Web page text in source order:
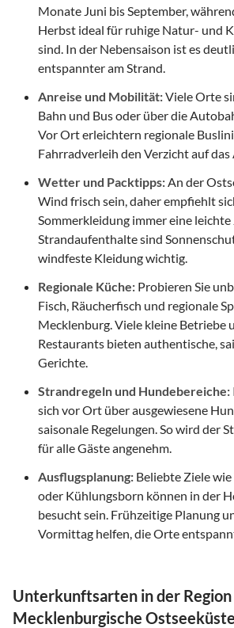
Monate Juni bis September,
Herbst ideal für ruhige Natur- und
sind. In der Nebensaison ist es
entspannter am Strand.
Anreise und Mobilität:Viele Orte
Bahn und Bus oder über die
Vor Ort erleichtern regionale
Fahrradverleih den Verzicht auf das
Wetter und Packtipps: An der
Wind frisch sein, daher empfiehlt
Sommerkleidung immer eine leichte
Strandaufenthalte sind
windfeste Kleidung wichtig.
Regionale Küche: Probieren Sie
Fisch, Räucherfisch und regionale
Mecklenburg. Viele kleine Betriebe
Restaurants bieten authentische,
Gerichte.
Strandregeln und Hundebereiche:
sich vor Ort über ausgewiesene
saisonale Regelungen. So wird der
für alle Gäste angenehm.
Ausflugsplanung: Beliebte Ziele
oder Kühlungsborn können in der
besucht sein. Frühzeitige Planung
Vormittag helfen, die Orte
Unterkunftsarten in der Region
Mecklenburgische